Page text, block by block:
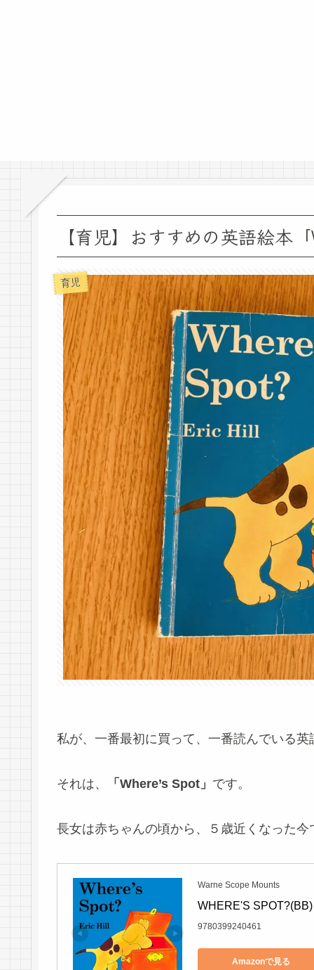
【育児】おすすめの英語絵本
育児
私が、一番最初に買って、一番読んでいる英
それは、 「Where’s Spot」 です。
長女は赤ちゃんの頃から、５歳近くなった
Warne Scope Mounts
WHERE'S SPOT?(BB)
9780399240461
Amazonで見る